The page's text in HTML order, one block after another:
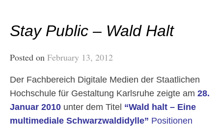
Stay Public – Wald Halt
Posted on February 13, 2012
Der Fachbereich Digitale Medien der Staatlichen
Hochschule für Gestaltung Karlsruhe zeigte am 28.
Januar 2010 unter dem Titel “Wald halt – Eine
multimediale Schwarzwaldidylle” Positionen